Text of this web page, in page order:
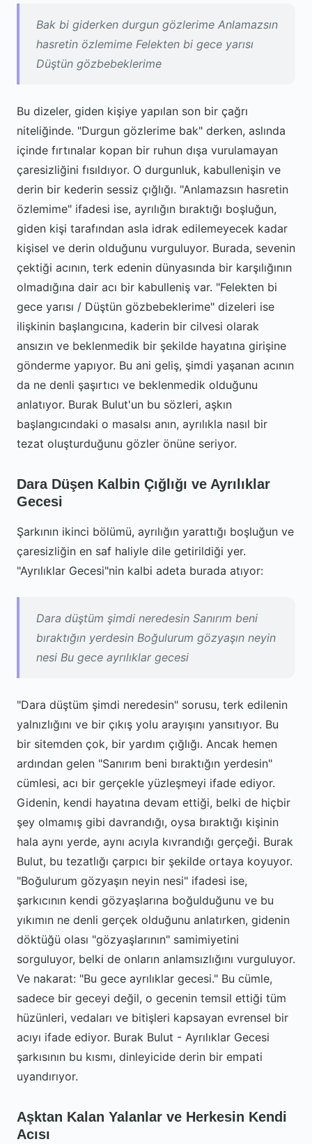
Bak bi giderken durgun gözlerime Anlamazsın
hasretin özlemime Felekten bi gece yarısı
Düştün gözbebeklerime
Bu dizeler, giden kişiye yapılan son bir çağrı
niteliğinde. "Durgun gözlerime bak" derken, aslında
içinde fırtınalar kopan bir ruhun dışa vurulamayan
çaresizliğini fısıldıyor. O durgunluk, kabullenişin ve
derin bir kederin sessiz çığlığı. "Anlamazsın hasretin
özlemime" ifadesi ise, ayrılığın bıraktığı boşluğun,
giden kişi tarafından asla idrak edilemeyecek kadar
kişisel ve derin olduğunu vurguluyor. Burada, sevenin
çektiği acının, terk edenin dünyasında bir karşılığının
olmadığına dair acı bir kabulleniş var. "Felekten bi
gece yarısı / Düştün gözbebeklerime" dizeleri ise
ilişkinin başlangıcına, kaderin bir cilvesi olarak
ansızın ve beklenmedik bir şekilde hayatına girişine
gönderme yapıyor. Bu ani geliş, şimdi yaşanan acının
da ne denli şaşırtıcı ve beklenmedik olduğunu
anlatıyor. Burak Bulut'un bu sözleri, aşkın
başlangıcındaki o masalsı anın, ayrılıkla nasıl bir
tezat oluşturduğunu gözler önüne seriyor.
Dara Düşen Kalbin Çığlığı ve Ayrılıklar
Gecesi
Şarkının ikinci bölümü, ayrılığın yarattığı boşluğun ve
çaresizliğin en saf haliyle dile getirildiği yer.
"Ayrılıklar Gecesi"nin kalbi adeta burada atıyor:
Dara düştüm şimdi neredesin Sanırım beni
bıraktığın yerdesin Boğulurum gözyaşın neyin
nesi Bu gece ayrılıklar gecesi
"Dara düştüm şimdi neredesin" sorusu, terk edilenin
yalnızlığını ve bir çıkış yolu arayışını yansıtıyor. Bu
bir sitemden çok, bir yardım çığlığı. Ancak hemen
ardından gelen "Sanırım beni bıraktığın yerdesin"
cümlesi, acı bir gerçekle yüzleşmeyi ifade ediyor.
Gidenin, kendi hayatına devam ettiği, belki de hiçbir
şey olmamış gibi davrandığı, oysa bıraktığı kişinin
hala aynı yerde, aynı acıyla kıvrandığı gerçeği. Burak
Bulut, bu tezatlığı çarpıcı bir şekilde ortaya koyuyor.
"Boğulurum gözyaşın neyin nesi" ifadesi ise,
şarkıcının kendi gözyaşlarına boğulduğunu ve bu
yıkımın ne denli gerçek olduğunu anlatırken, gidenin
döktüğü olası "gözyaşlarının" samimiyetini
sorguluyor, belki de onların anlamsızlığını vurguluyor.
Ve nakarat: "Bu gece ayrılıklar gecesi." Bu cümle,
sadece bir geceyi değil, o gecenin temsil ettiği tüm
hüzünleri, vedaları ve bitişleri kapsayan evrensel bir
acıyı ifade ediyor. Burak Bulut - Ayrılıklar Gecesi
şarkısının bu kısmı, dinleyicide derin bir empati
uyandırıyor.
Aşktan Kalan Yalanlar ve Herkesin Kendi
Acısı